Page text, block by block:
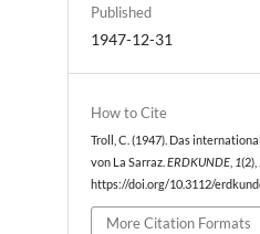
Published
1947-12-31
How to Cite
Troll, C. (1947). Das
von La Sarraz.ERDKUNDE 1(2),
https://doi.org/10.3112/
More Citation Formats